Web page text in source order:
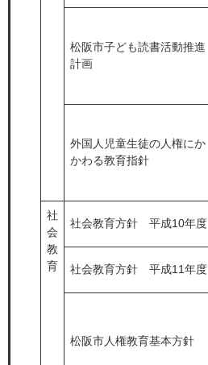
松阪市子ども読書活動推進
計画
外国人児童生徒の人権にか
かわる教育指針
社
会
教
育
社会教育方針 平成10年度
社会教育方針 平成11年度
松阪市人権教育基本方針